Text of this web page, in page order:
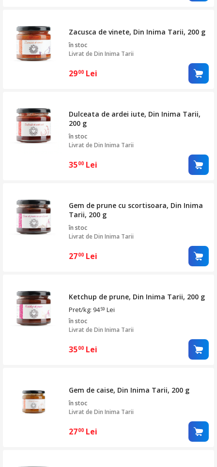
Zacusca de vinete, Din Inima Tarii, 200 g
în stoc
Livrat deDin Inima Tarii
2900 Lei
Dulceata de ardei iute, Din Inima Tarii,
200 g
în stoc
Livrat deDin Inima Tarii
3500 Lei
Gem de prune cu scortisoara, Din Inima
Tarii, 200 g
în stoc
Livrat deDin Inima Tarii
2700 Lei
Ketchup de prune, Din Inima Tarii, 200 g
Pret/kg: 9459 Lei
în stoc
Livrat deDin Inima Tarii
3500 Lei
Gem de caise, Din Inima Tarii, 200 g
în stoc
Livrat deDin Inima Tarii
2700 Lei